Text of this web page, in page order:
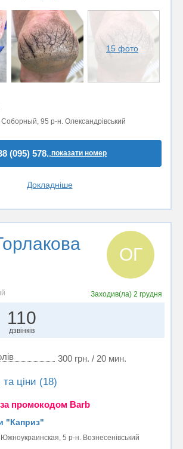
15 фото
95 р-н. Олександрівський
(095) 578..показати номер
Докладніше
ОГ
Заходив(ла) 2 грудня
110
дзвінків
300 грн. / 20 мин.
ціни (18)
промокодом Barb
"Каприз"
5 р-н. Вознесенівський